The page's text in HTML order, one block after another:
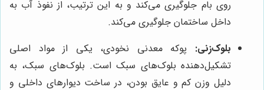
روی بام جلوگیری می‌کند و به این ترتیب، از نفوذ آب به
داخل ساختمان جلوگیری می‌کند.
بلوک‌زنی: پوکه معدنی نخودی، یکی از مواد اصلی
تشکیل‌دهنده بلوک‌های سبک است. بلوک‌های سبک، به
دلیل وزن کم و عایق بودن، در ساخت دیوارهای داخلی و